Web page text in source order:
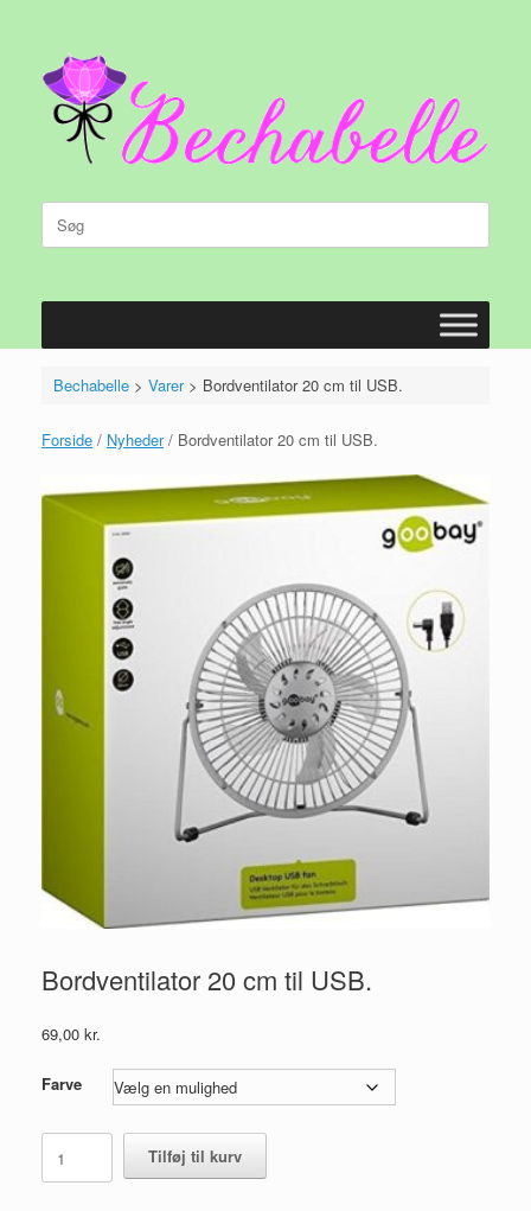
Søg
efter:
Bechabelle> Varer> Bordventilator 20 cm til USB.
Forside / Nyheder/ Bordventilator 20 cm til USB.
Bordventilator 20 cm til USB.
69,00 kr.
Farve
Bordventilator
cm
Tilføj til kurv